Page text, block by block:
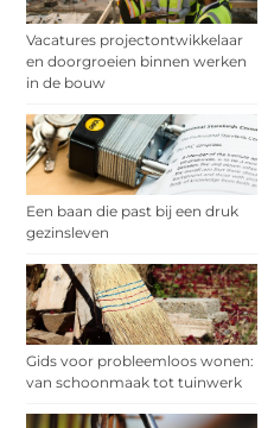
Vacatures projectontwikkelaar
en doorgroeien binnen werken
in de bouw
Een baan die past bij een druk
gezinsleven
Gids voor probleemloos wonen:
van schoonmaak tot tuinwerk